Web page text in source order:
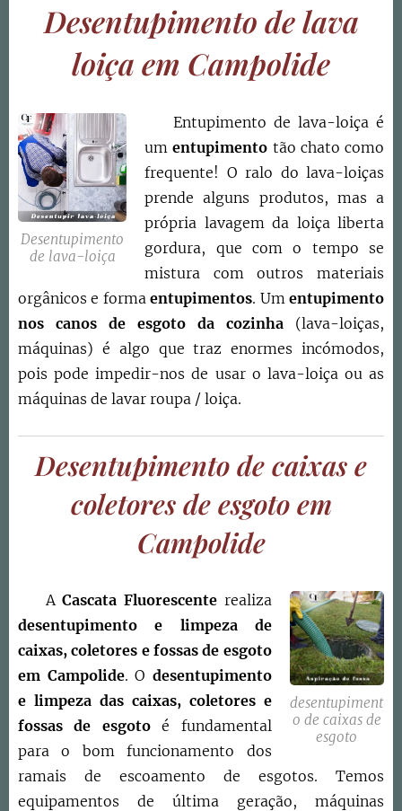
Desentupimento de lava
loiça em Campolide
Desentupimento
de lava-loiça
Entupimento de lava-loiça é
umentupimento tão chato como
frequente! O ralo do lava-loiças
prende alguns produtos, mas a
própria lavagem da loiça liberta
gordura, que com o tempo se
mistura com outros materiais
orgânicos e formaentupimentos. Umentupimento
nos canos de esgoto da cozinha (lava-loiças,
máquinas) é algo que traz enormes incómodos,
pois pode impedir-nos de usar o lava-loiça ou as
máquinas de lavar roupa / loiça.
Desentupimento de caixas e
coletores de esgoto em
Campolide
desentupiment
o de caixas de
esgoto
ACascata Fluorescente realiza
desentupimento e limpeza de
caixas, coletores e fossas de esgoto
em Campolide. O desentupimento
e limpeza das caixas, coletores e
fossas de esgotoé fundamental
para o bom funcionamento dos
ramais de escoamento de esgotos. Temos
equipamentos de última geração, máquinas